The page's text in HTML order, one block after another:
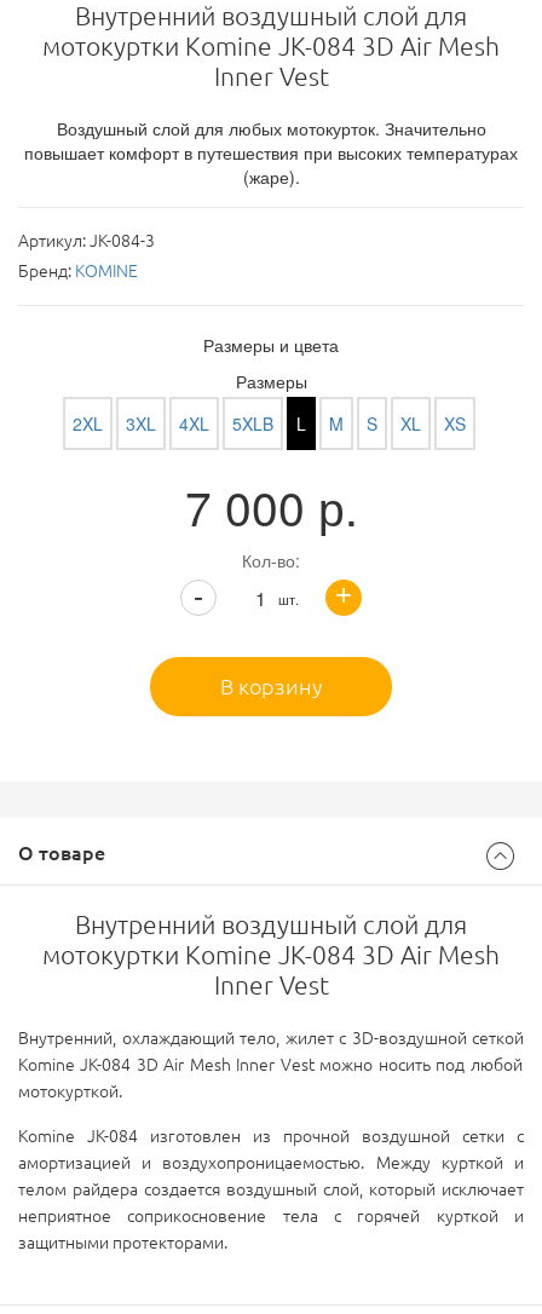
Внутренний воздушный слой для
мотокуртки Komine JK-084 3D Air Mesh
Inner Vest
Воздушный слой для любых мотокурток. Значительно
повышает комфорт в путешествия при высоких температурах
(жаре).
Артикул:JK-084-3
Бренд: KOMINE
Размеры и цвета
Размеры
2XL
3XL 4XL 5XLB L M S XL XS
7 000 р.
Кол-во:
шт. +
-
В корзину
О товаре
Внутренний воздушный слой для
мотокуртки Komine JK-084 3D Air Mesh
Inner Vest
Внутренний, охлаждающий тело, жилет с 3D-воздушной сеткой
Komine JK-084 3D Air Mesh Inner Vest можно носить под любой
мотокурткой.
Komine JK-084 изготовлен из прочной воздушной сетки с
амортизацией и воздухопроницаемостью.
Между курткой и
телом райдера создается воздушный слой, который исключает
неприятное соприкосновение тела с горячей курткой и
защитными протекторами.